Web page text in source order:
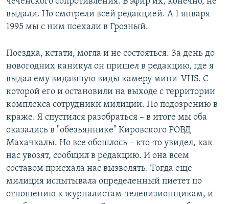
выдали. Но смотрели всей редакцией. А 1 января
1995 мы с ним поехали в Грозный.
Поездка, кстати, могла и не состояться. За день до
новогодних каникул он пришел в редакцию, где я
выдал ему видавшую виды камеру мини-VHS. С
которой его и остановили на выходе с территории
комплекса сотрудники милиции. По подозрению в
краже. Я спустился разобраться – в итоге мы оба
оказались в "обезьяннике" Кировского РОВД
Махачкалы. Но все обошлось – кто-то увидел, как
нас увозят, сообщил в редакцию. И она всем
составом приехала нас вызволять. Тогда еще
милиция испытывала определенный пиетет по
отношению к журналистам-телевизионщикам, и